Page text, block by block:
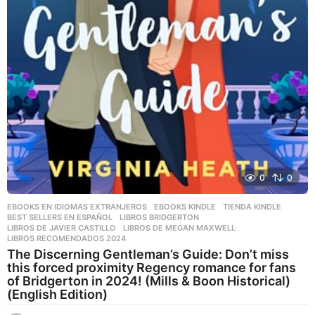
0 0
EBOOKS EN IDIOMAS EXTRANJEROS ,EBOOKS KINDLE ,TIENDA KINDLE
BEST SELLERS EN ESPAÑOL
,LIBROS BRIDGERTON
LIBROS DE JAVIER CASTILLO
,LIBROS DE MEGAN MAXWELL
LIBROS RECOMENDADOS 2024
The Discerning Gentleman’s Guide: Don’t miss
this forced proximity Regency romance for fans
of Bridgerton in 2024! (Mills & Boon Historical)
(English Edition)